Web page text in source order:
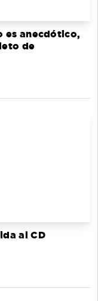
es anecdótico,
de
al CD